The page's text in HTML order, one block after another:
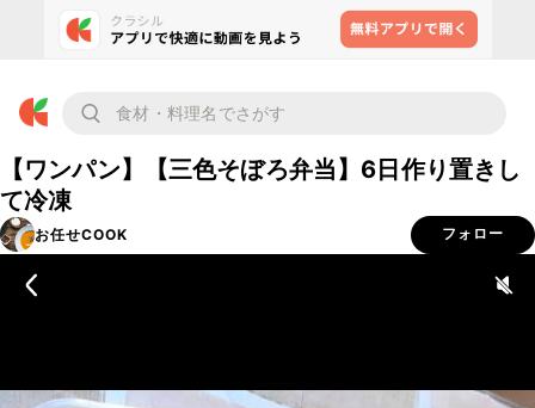
【ワンパン】【三色そぼろ弁当】6日作り置きし
て冷凍
お任せCOOK フォロー